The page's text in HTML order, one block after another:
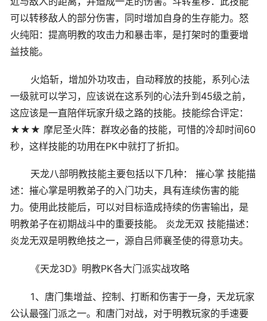
可以转移敌人的部分伤害，同时增加自身的生存能力。怒
火纯阳：提高明教的攻击力和暴击率，是打架时的重要增
益技能。
火焰斩，增加外功攻击，自动释放的技能，系列心法
一级就可以学习，应该说在这系列的心法升到45级之前，
这应该是一直陪伴玩家升级之路的技能。技能综合评定：
★★★ 摩尼圣火阵：群攻必备的技能，可惜的冷却时间60
秒，这样技能的功用在PK中就打了折扣。
天龙八部明教技能主要包括以下几种： 摧心掌 技能描
述：摧心掌是明教弟子的入门功夫，具有连续伤害的能
力。使用此技能后，可以对目标造成持续的伤害输出，是
明教弟子在初期战斗中的重要技能。 炎龙无双 技能描述：
炎龙无双是明教绝技之一，源自吕师襄圣使的得意功夫。
《天龙3D》明教PK各大门派实战攻略
1、唐门集增益、控制、打断和伤害于一身，天龙玩家
公认最强门派之一。和唐门对战，对于明教玩家的手速要